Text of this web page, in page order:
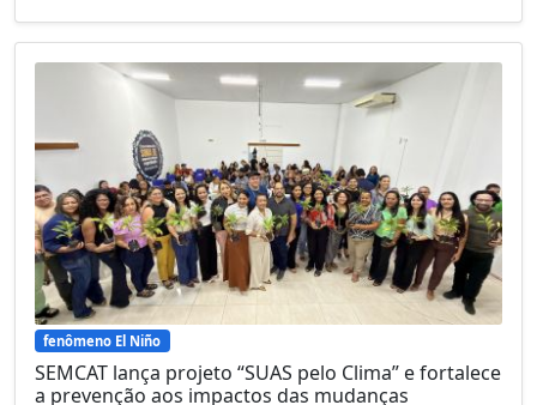
fenômeno El Niño
SEMCAT lança projeto “SUAS pelo Clima” e fortalece
a prevenção aos impactos das mudanças